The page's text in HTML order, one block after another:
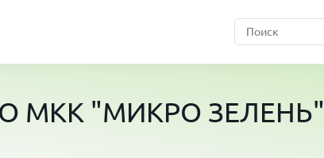
МКК "МИКРО ЗЕЛЕНЬ"